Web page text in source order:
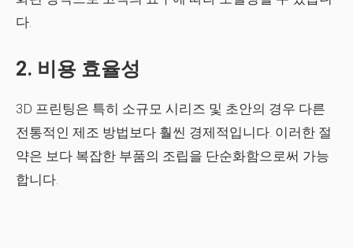
다.
2. 비용 효율성
3D 프린팅은 특히 소규모 시리즈 및 초안의 경우 다른
전통적인 제조 방법보다 훨씬 경제적입니다. 이러한 절
약은 보다 복잡한 부품의 조립을 단순화함으로써 가능
합니다.